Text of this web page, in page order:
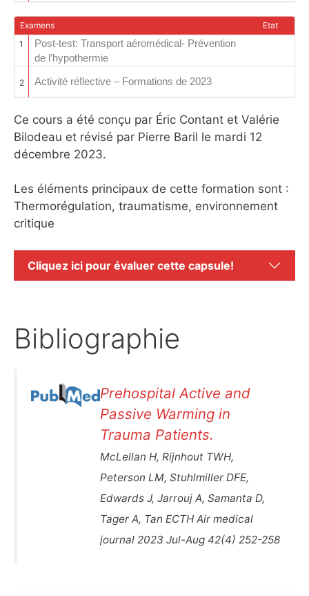
Examens
Etat
1
Post-test: Transport aéromédical- Prévention
de l’hypothermie
2 Activité réflective – Formations de 2023
Ce cours a été conçu par Éric Contant et Valérie
Bilodeau et révisé par Pierre Baril le mardi 12
décembre 2023.
Les éléments principaux de cette formation sont :
Thermorégulation, traumatisme, environnement
critique
Cliquez ici pour évaluer cette capsule!
Bibliographie
Prehospital Active and
Passive Warming in
Trauma Patients.
McLellan H, Rijnhout TWH,
Peterson LM, Stuhlmiller DFE,
Edwards J, Jarrouj A, Samanta D,
Tager A, Tan ECTH Air medical
journal 2023 Jul-Aug 42(4) 252-258